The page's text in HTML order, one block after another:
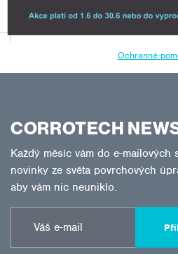
Ochranné-
CORROTECH
Každý měsíc vám do e-mailových
novinky ze světa povrchových
aby vám nic neuniklo.